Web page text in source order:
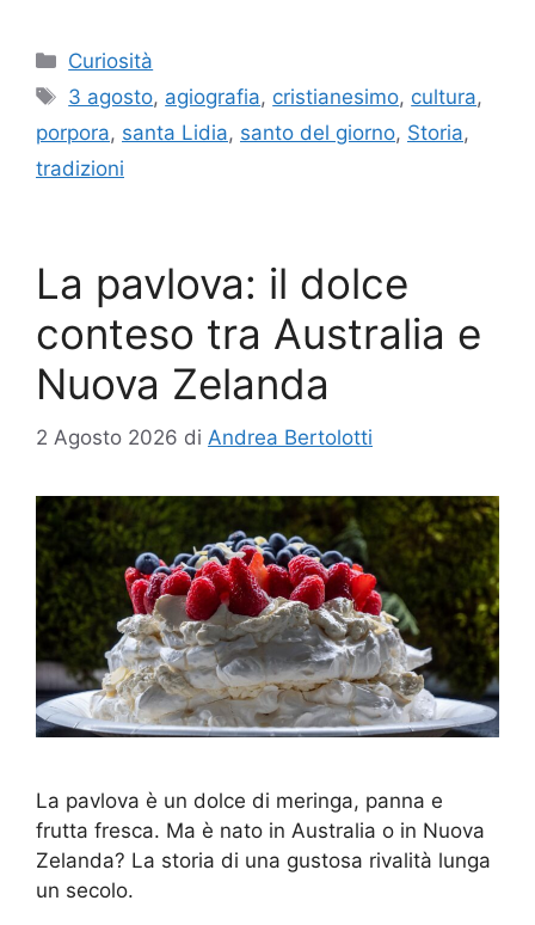
Categorie
Curiosità
Tag
3 agosto, agiografia, cristianesimo, cultura,
porpora, santa Lidia, santo del giorno, Storia,
tradizioni
La pavlova: il dolce
conteso tra Australia e
Nuova Zelanda
2 Agosto 2026 di Andrea Bertolotti
La pavlova è un dolce di meringa, panna e
frutta fresca. Ma è nato in Australia o in Nuova
Zelanda? La storia di una gustosa rivalità lunga
un secolo.